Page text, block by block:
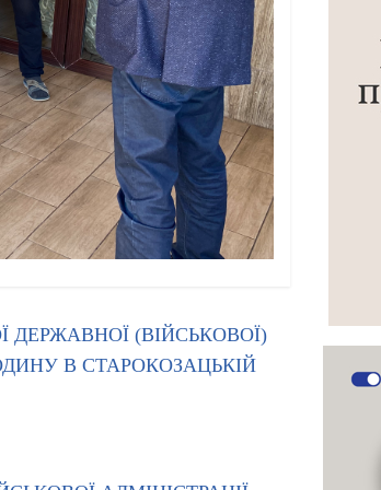
ДЕРЖАВНОЇ (ВІЙСЬКОВОЇ)
В СТАРОКОЗАЦЬКІЙ